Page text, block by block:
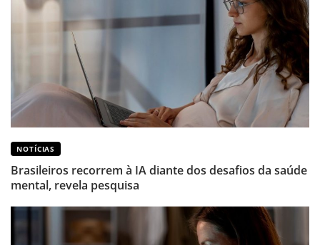
NOTÍCIAS
Brasileiros recorrem à IA diante dos desafios da saúde
mental, revela pesquisa